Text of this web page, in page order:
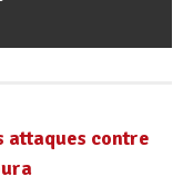
attaques contre